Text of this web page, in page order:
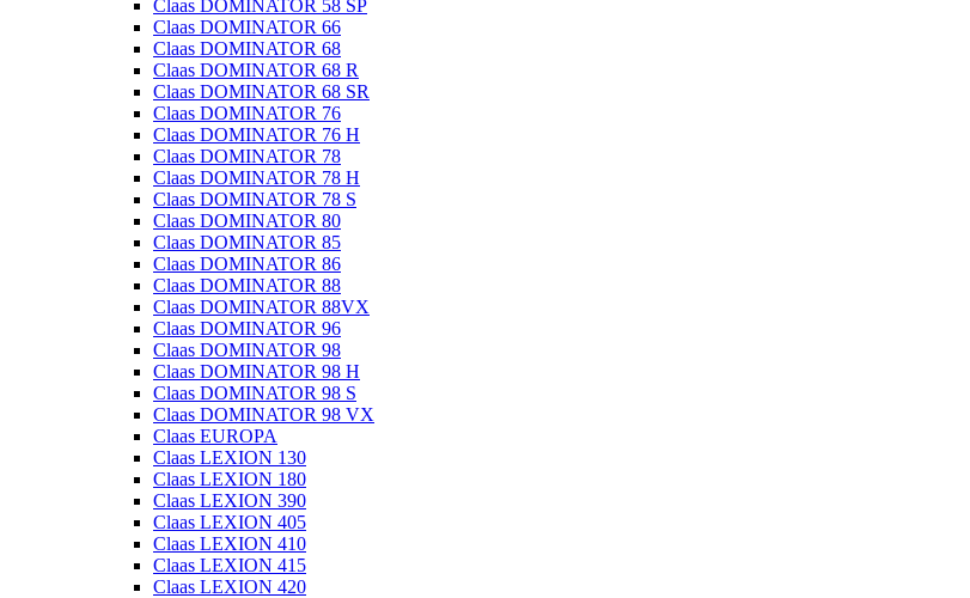
Claas DOMINATOR 58 SP
Claas DOMINATOR 66
Claas DOMINATOR 68
Claas DOMINATOR 68 R
Claas DOMINATOR 68 SR
Claas DOMINATOR 76
Claas DOMINATOR 76 H
Claas DOMINATOR 78
Claas DOMINATOR 78 H
Claas DOMINATOR 78 S
Claas DOMINATOR 80
Claas DOMINATOR 85
Claas DOMINATOR 86
Claas DOMINATOR 88
Claas DOMINATOR 88VX
Claas DOMINATOR 96
Claas DOMINATOR 98
Claas DOMINATOR 98 H
Claas DOMINATOR 98 S
Claas DOMINATOR 98 VX
Claas EUROPA
Claas LEXION 130
Claas LEXION 180
Claas LEXION 390
Claas LEXION 405
Claas LEXION 410
Claas LEXION 415
Claas LEXION 420